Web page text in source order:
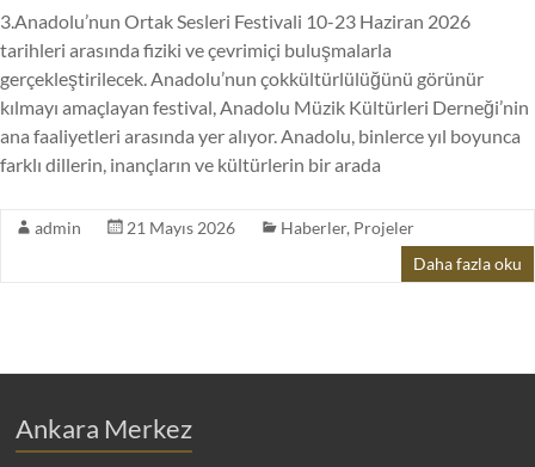
3.Anadolu’nun Ortak Sesleri Festivali 10-23 Haziran 2026
tarihleri arasında fiziki ve çevrimiçi buluşmalarla
gerçekleştirilecek. Anadolu’nun çokkültürlülüğünü görünür
kılmayı amaçlayan festival, Anadolu Müzik Kültürleri Derneği’nin
ana faaliyetleri arasında yer alıyor. Anadolu, binlerce yıl boyunca
farklı dillerin, inançların ve kültürlerin bir arada
admin 21 Mayıs 2026 Haberler, Projeler
Daha fazla oku
Ankara Merkez